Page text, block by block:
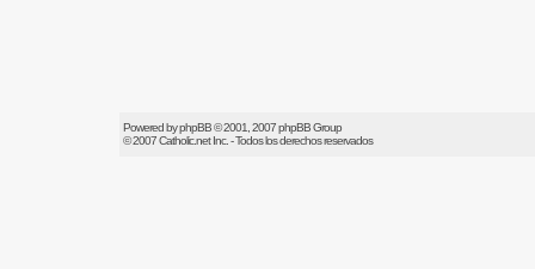
Powered byphpBB© 2001, 2007 phpBB Group
© 2007Catholic.netInc. - Todos los derechos reservados